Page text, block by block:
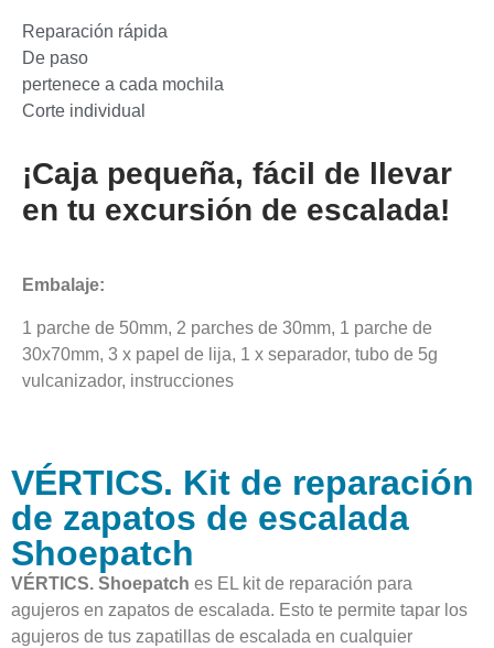
Reparación rápida
De paso
pertenece a cada mochila
Corte individual
¡Caja pequeña, fácil de llevar
en tu excursión de escalada!
Embalaje:
1 parche de 50mm, 2 parches de 30mm, 1 parche de
30x70mm, 3 x papel de lija, 1 x separador, tubo de 5g
vulcanizador, instrucciones
VÉRTICS. Kit de reparación
de zapatos de escalada
Shoepatch
VÉRTICS. Shoepatch es EL kit de reparación para
agujeros en zapatos de escalada. Esto te permite tapar los
agujeros de tus zapatillas de escalada en cualquier